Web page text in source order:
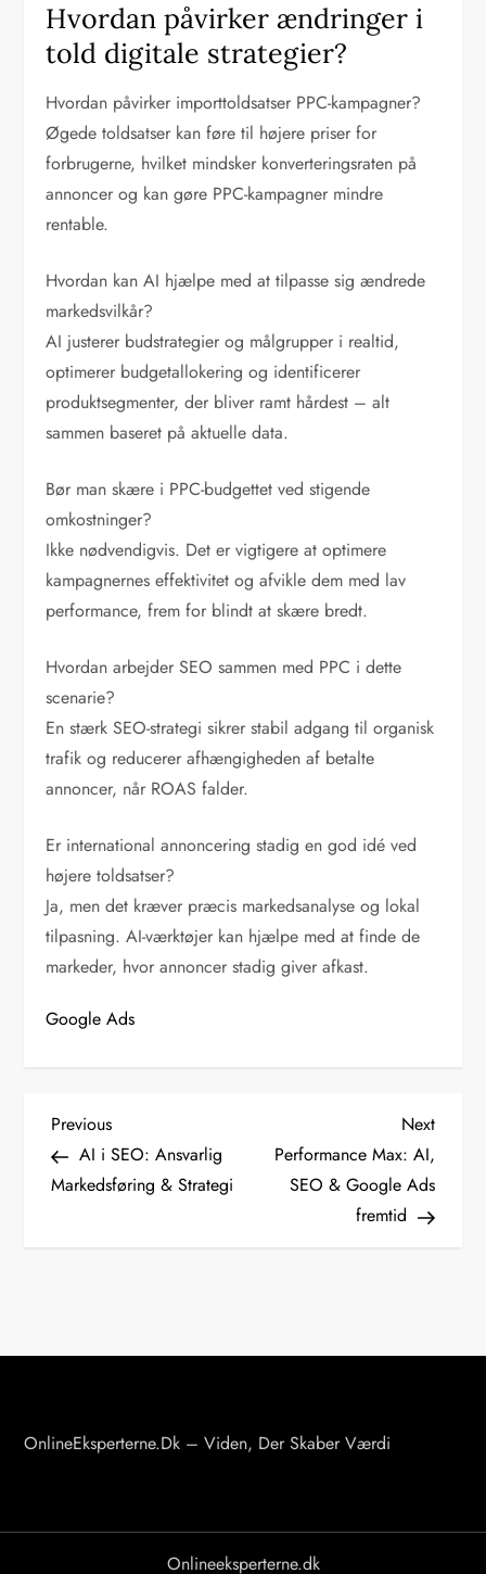
Hvordan påvirker ændringer i
told digitale strategier?
Hvordan påvirker importtoldsatser PPC-kampagner?
Øgede toldsatser kan føre til højere priser for
forbrugerne, hvilket mindsker konverteringsraten på
annoncer og kan gøre PPC-kampagner mindre
rentable.
Hvordan kan AI hjælpe med at tilpasse sig ændrede
markedsvilkår?
AI justerer budstrategier og målgrupper i realtid,
optimerer budgetallokering og identificerer
produktsegmenter, der bliver ramt hårdest – alt
sammen baseret på aktuelle data.
Bør man skære i PPC-budgettet ved stigende
omkostninger?
Ikke nødvendigvis. Det er vigtigere at optimere
kampagnernes effektivitet og afvikle dem med lav
performance, frem for blindt at skære bredt.
Hvordan arbejder SEO sammen med PPC i dette
scenarie?
En stærk SEO-strategi sikrer stabil adgang til organisk
trafik og reducerer afhængigheden af betalte
annoncer, når ROAS falder.
Er international annoncering stadig en god idé ved
højere toldsatser?
Ja, men det kræver præcis markedsanalyse og lokal
tilpasning. AI-værktøjer kan hjælpe med at finde de
markeder, hvor annoncer stadig giver afkast.
Google Ads
I
n
d
v
a
Previous
Post
Previous
AI i SEO: Ansvarlig
Markedsføring & Strategi
Next
Post
Next
Performance Max: AI,
SEO & Google Ads
fremtid
OnlineEksperterne.dk – Viden, Der Skaber Værdi
Onlineeksperterne.dk